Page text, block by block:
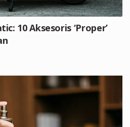
10 Aksesoris ‘Proper’